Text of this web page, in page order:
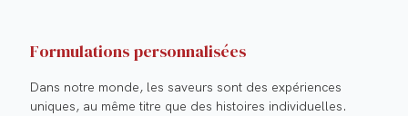
Formulations personnalisées
Dans notre monde, les saveurs sont des expériences
uniques, au même titre que des histoires individuelles.